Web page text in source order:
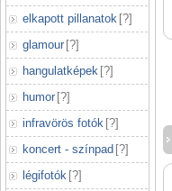
elkapott pillanatok [?]
glamour [?]
hangulatképek [?]
humor [?]
infravörös fotók [?]
koncert - színpad [?]
légifotók [?]